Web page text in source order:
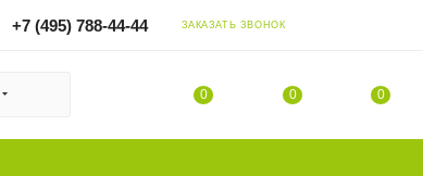
+7 (495) 788-44-44 ЗАКАЗАТЬ ЗВОНОК
0 0 0